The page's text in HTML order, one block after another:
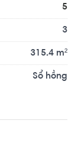
kinh doanh.
5
3
315.4 m²
Sổ hồng